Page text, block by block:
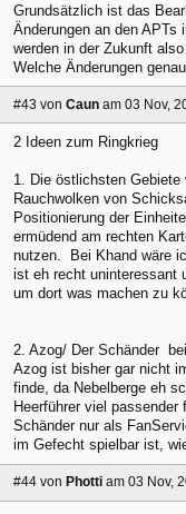
Grundsätzlich ist das
Änderungen an den APTs
werden in der Zukunft also
Welche Änderungen
#43 von Caun am 03 Nov,
2 Ideen zum Ringkrieg
1. Die östlichsten
Rauchwolken von
Positionierung der
ermüdend am rechten
nutzen. Bei Khand wäre
ist eh recht uninteressant
um dort was machen zu
2. Azog/ Der Schänder
Azog ist bisher gar nicht
finde, da Nebelberge eh
Heerführer viel
Schänder nur als
im Gefecht spielbar ist,
#44 von Photti am 03 Nov,